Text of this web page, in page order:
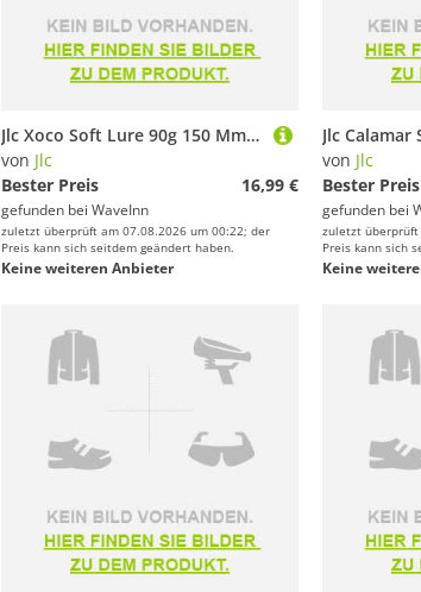
Jlc Xoco Soft Lure 90g 150 Mm Mehrfarbig
von Jlc
Bester Preis
16,99 €
gefunden bei WaveInn
zuletzt überprüft am 07.08.2026 um 00:22; der
Preis kann sich seitdem geändert haben.
Keine weiteren Anbieter
von Jlc
Bester Preis
gefunden bei
zuletzt überprüft
Preis kann sich
Keine